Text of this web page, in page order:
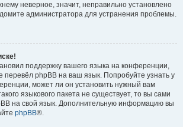
неверное, значит, неправильно установлено
администратора для устранения проблемы.
поддержку вашего языка на конференции,
перевёл phpBB на ваш язык. Попробуйте узнать у
может ли он установить нужный вам
языкового пакета не существует, то вы сами
на свой язык. Дополнительную информацию вы
phpBB®.